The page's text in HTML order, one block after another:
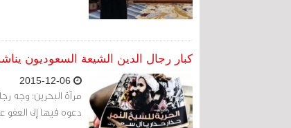
كبار رجال الدين الشيعة السعوديون
مرآة البحرين: وجه
دعوه فيها إلى